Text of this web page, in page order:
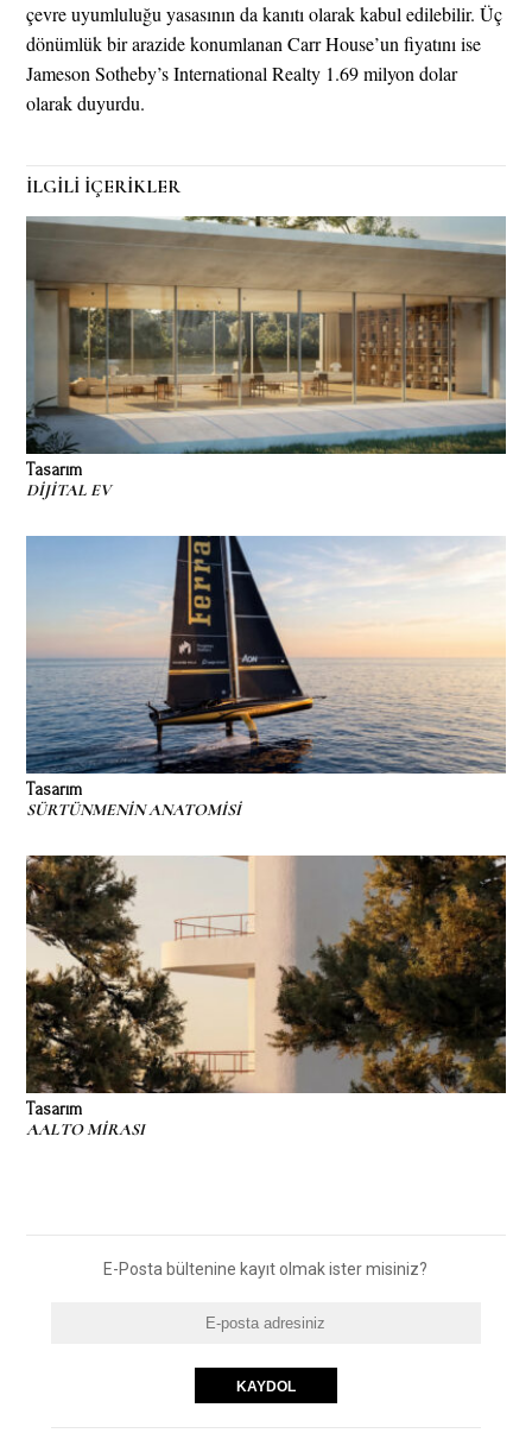
çevre uyumluluğu yasasının da kanıtı olarak kabul edilebilir. Üç
dönümlük bir arazide konumlanan Carr House’un fiyatını ise
Jameson Sotheby’s International Realty 1.69 milyon dolar
olarak duyurdu.
İLGİLİ İÇERİKLER
Tasarım
DİJİTAL EV
Tasarım
SÜRTÜNMENİN ANATOMİSİ
Tasarım
AALTO MİRASI
E-Posta bültenine kayıt olmak ister misiniz?